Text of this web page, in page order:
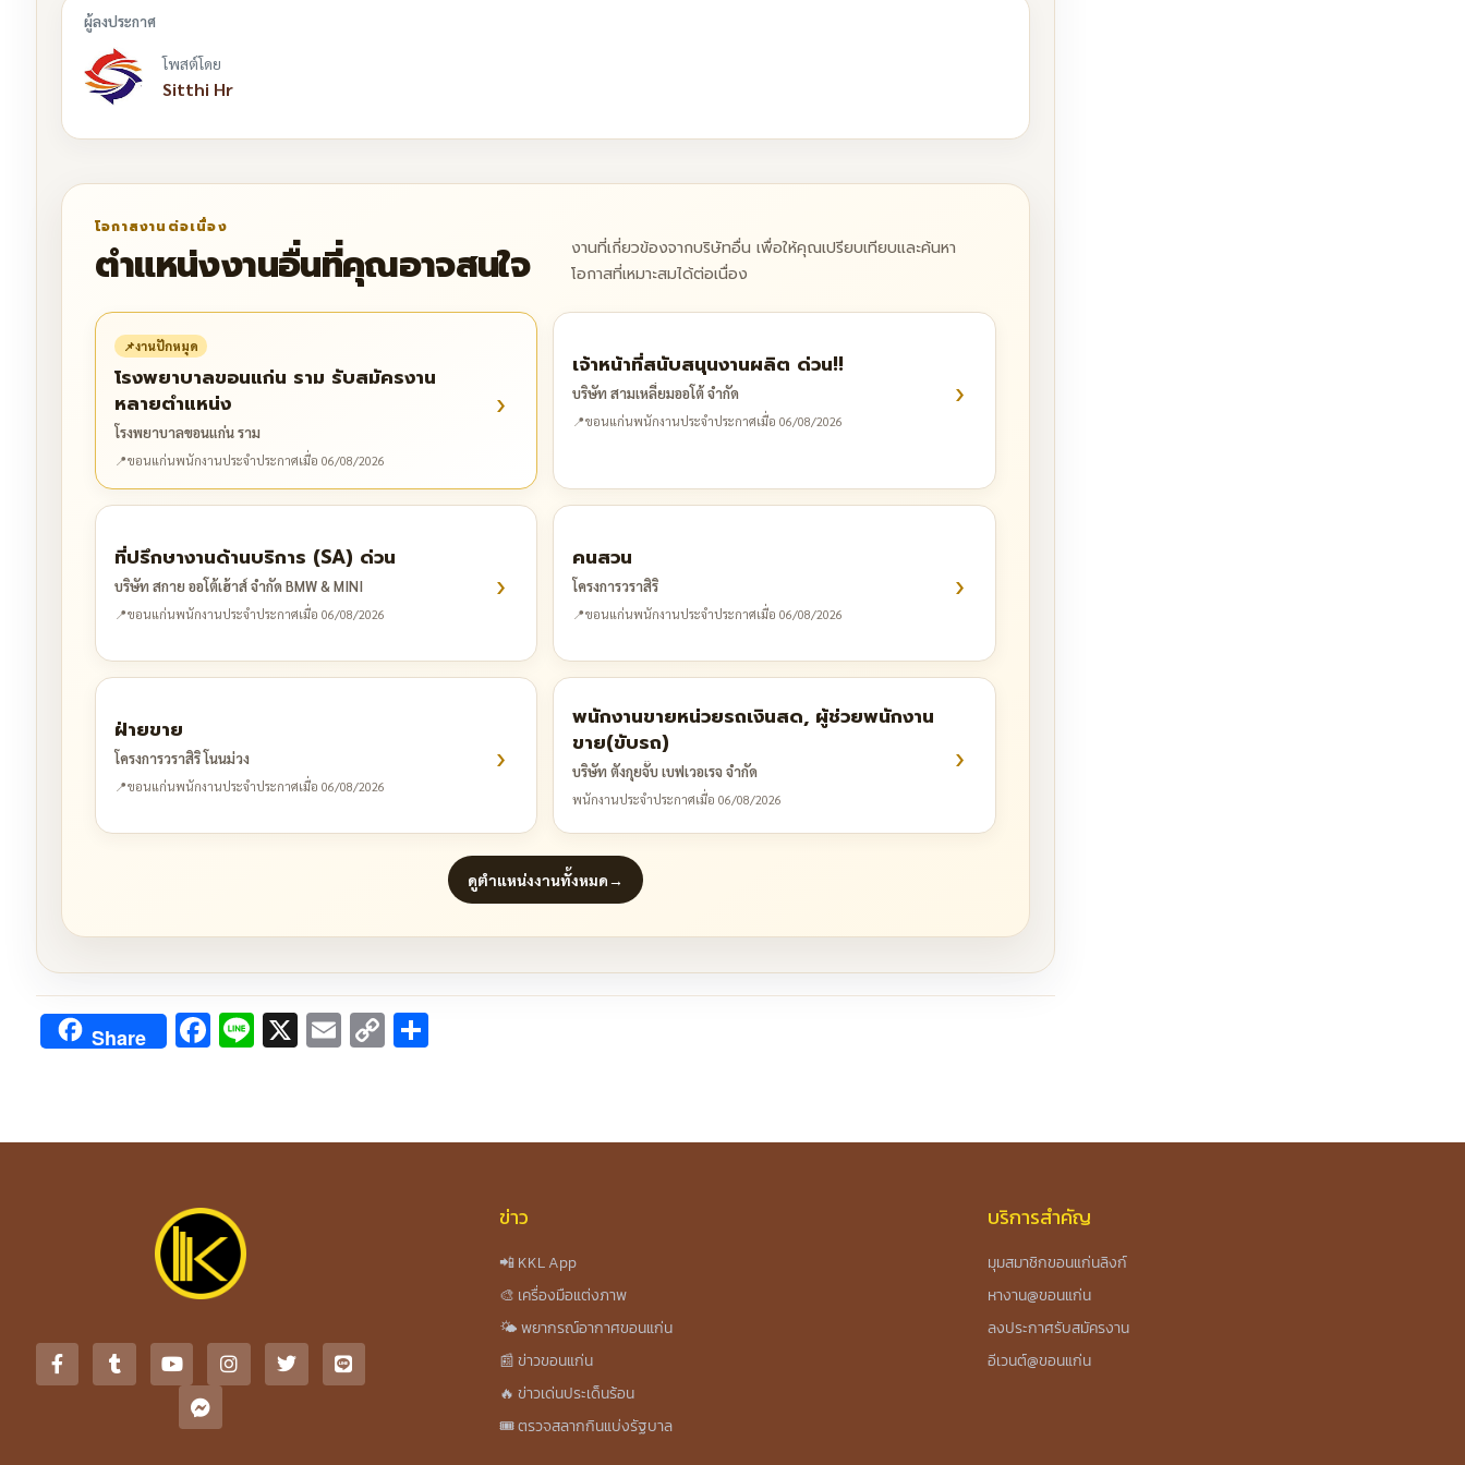
โพสต์โดย
Sitthi Hr
โอกาสงานต่อเนื่อง
ตำแหน่งงานอื่นที่คุณอาจสนใจ
งานที่เกี่ยวข้องจากบริษัทอื่น เพื่อให้คุณเปรียบเทียบและค้นหา
โอกาสที่เหมาะสมได้ต่อเนื่อง
📌งานปักหมุด
โรงพยาบาลขอนแก่น ราม รับสมัครงาน
หลายตำแหน่ง
โรงพยาบาลขอนแก่น ราม
📍ขอนแก่นพนักงานประจำประกาศเมื่อ 06/08/2026
›
เจ้าหน้าที่สนับสนุนงานผลิต ด่วน!!
บริษัท สามเหลี่ยมออโต้ จำกัด
📍ขอนแก่นพนักงานประจำประกาศเมื่อ 06/08/2026
›
ที่ปรึกษางานด้านบริการ (SA) ด่วน
บริษัท สกาย ออโต้เฮ้าส์ จำกัด BMW & MINI
📍ขอนแก่นพนักงานประจำประกาศเมื่อ 06/08/2026
›
คนสวน
โครงการวราสิริ
📍ขอนแก่นพนักงานประจำประกาศเมื่อ 06/08/2026
›
ฝ่ายขาย
โครงการวราสิริ โนนม่วง
📍ขอนแก่นพนักงานประจำประกาศเมื่อ 06/08/2026
›
พนักงานขายหน่วยรถเงินสด, ผู้ช่วยพนักงาน
ขาย(ขับรถ)
บริษัท ตังกุยจั๊บ เบฟเวอเรจ จำกัด
พนักงานประจำประกาศเมื่อ 06/08/2026
›
ดูตำแหน่งงานทั้งหมด→
Share Facebook
Line
X Email
Copy
ข่าว
📲 KKL App
🎨 เครื่องมือแต่งภาพ
🌤️ พยากรณ์อากาศขอนแก่น
📰 ข่าวขอนแก่น
🔥 ข่าวเด่นประเด็นร้อน
🎟️ ตรวจสลากกินแบ่งรัฐบาล
บริการสำคัญ
มุมสมาชิกขอนแก่นลิงก์
หางาน@ขอนแก่น
ลงประกาศรับสมัครงาน
อีเวนต์@ขอนแก่น